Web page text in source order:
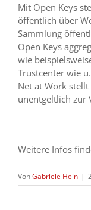
Mit Open Keys
öffentlich über
Sammlung
Open Keys
wie
Trustcenter wie
Net at Work
unentgeltlich zur
Weitere Infos
VonGabriele Hein |